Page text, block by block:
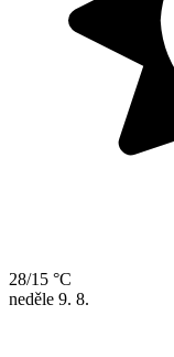
28/15 °C
neděle 9. 8.